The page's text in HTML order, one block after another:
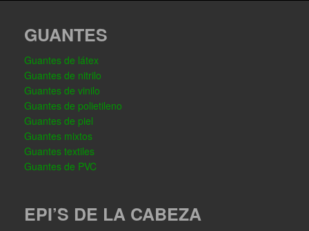
GUANTES
Guantes de látex
Guantes de nitrilo
Guantes de vinilo
Guantes de polietileno
Guantes de piel
Guantes mixtos
Guantes textiles
Guantes de PVC
EPI’S DE LA CABEZA